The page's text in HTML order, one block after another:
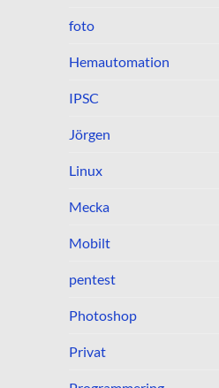
foto
Hemautomation
IPSC
Jörgen
Linux
Mecka
Mobilt
pentest
Photoshop
Privat